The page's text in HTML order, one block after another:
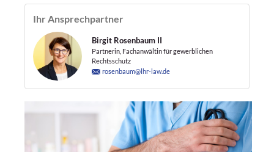
Ihr Ansprechpartner
Birgit Rosenbaum II
Partnerin, Fachanwältin für gewerblichen
Rechtsschutz
rosenbaum@lhr-law.de